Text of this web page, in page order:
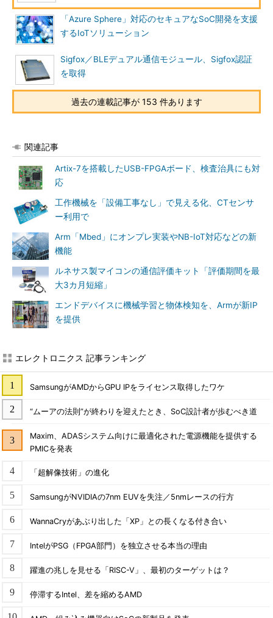
「Azure Sphere」対応のセキュアなSoC開発を支援
するIoTソリューション
Sigfox／BLEデュアル通信モジュール、Sigfox認証
を取得
過去の連載記事が 153 件あります
関連記事
Artix-7を搭載したUSB-FPGAボード、検査治具にも対
応
工作機械を「設備工事なし」で見える化、CTセンサ
ー利用で
Arm「Mbed」にオンプレ実装やNB-IoT対応などの新
機能
ルネサス製マイコンの通信評価キット「評価期間を最
大3カ月短縮」
エンドデバイスに機械学習と物体検知を、Armが新IP
を提供
エレクトロニクス 記事ランキング
SamsungがAMDからGPU IPをライセンス取得したワケ
“ムーアの法則”が終わりを迎えたとき、SoC設計者が歩むべき道
Maxim、ADASシステム向けに最適化された電源機能を提供する
PMICを発表
「超解像技術」の進化
SamsungがNVIDIAの7nm EUVを失注／5nmレースの行方
WannaCryがあぶり出した「XP」との長くなる付き合い
IntelがPSG（FPGA部門）を独立させる本当の理由
躍進の兆しを見せる「RISC-V」、最初のターゲットは？
停滞するIntel、差を縮めるAMD